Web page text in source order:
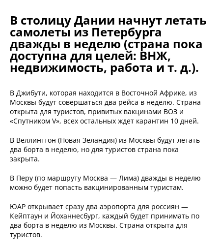
В столицу Дании начнут летать
самолеты из Петербурга
дважды в неделю (страна пока
доступна для целей: ВНЖ,
недвижимость, работа и т. д.).
В Джибути, которая находится в Восточной Африке, из
Москвы будут совершаться два рейса в неделю. Страна
открыта для туристов, привитых вакцинами ВОЗ и
«Спутником V», всех остальных ждет карантин 10 дней.
В Веллингтон (Новая Зеландия) из Москвы будут летать
два борта в неделю, но для туристов страна пока
закрыта.
В Перу (по маршруту Москва — Лима) дважды в неделю
можно будет попасть вакцинированным туристам.
ЮАР открывает сразу два аэропорта для россиян —
Кейптаун и Йоханнесбург, каждый будет принимать по
два борта в неделю из Москвы. Страна открыта для
туристов.